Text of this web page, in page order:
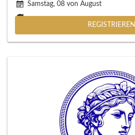
Samstag, 08 von August
REGISTRIEREN